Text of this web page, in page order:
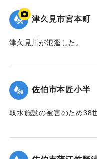
津久見市宮本町
津久見川が氾濫した。
｜固有コード:01204089
佐伯市本匠小半
取水施設の被害のため38